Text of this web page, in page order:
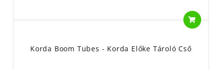
Korda Boom Tubes - Korda Előke Tároló Cső